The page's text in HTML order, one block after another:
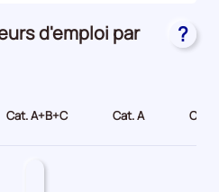
demandeurs (page
active)
Seniors
d'emploi par
?
Cat. A+B+C Cat. A Cat.